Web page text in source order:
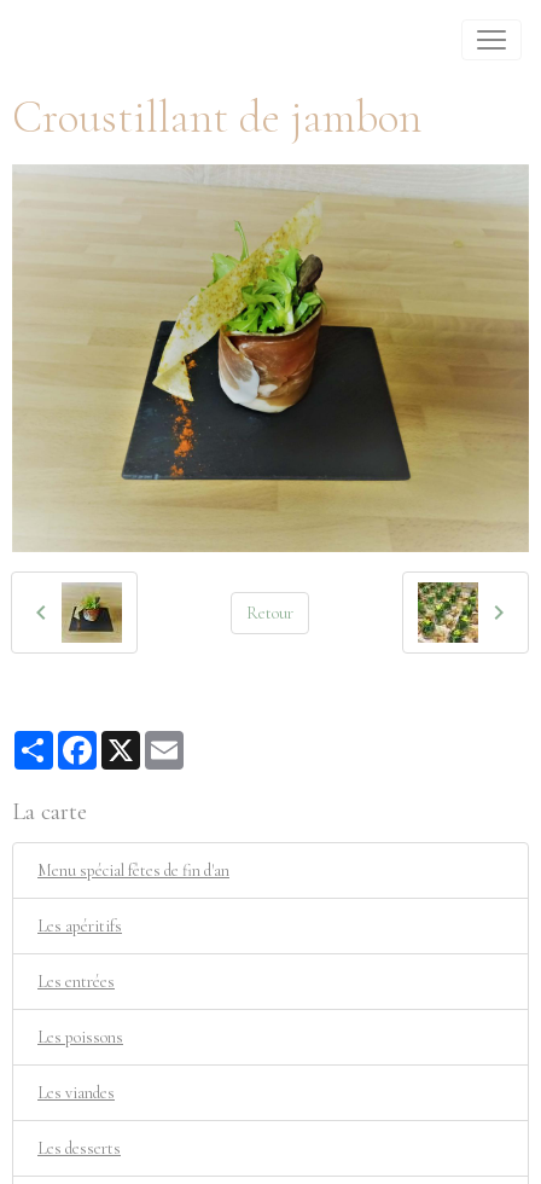
Croustillant de jambon
Retour
PartagerFacebook
X
La carte
Menu spécial fêtes de fin d'an
Les apéritifs
Les entrées
Les poissons
Les viandes
Les desserts